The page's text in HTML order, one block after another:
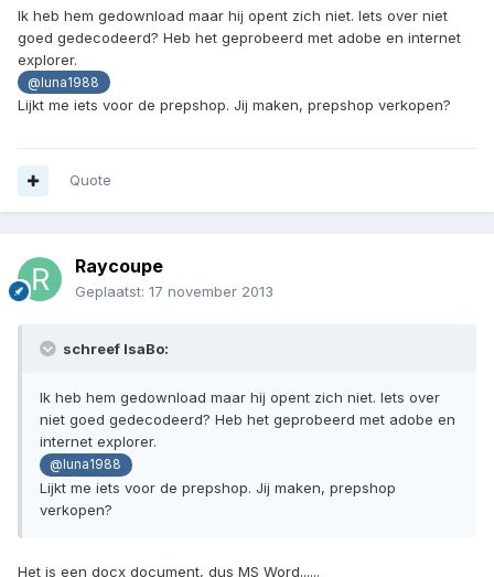
Ik heb hem gedownload maar hij opent zich niet. Iets over niet
goed gedecodeerd? Heb het geprobeerd met adobe en internet
explorer.
@luna1988
Lijkt me iets voor de prepshop. Jij maken, prepshop verkopen?
Quote
Raycoupe
Geplaatst: 17 november 2013
schreef IsaBo:
Ik heb hem gedownload maar hij opent zich niet. Iets over
niet goed gedecodeerd? Heb het geprobeerd met adobe en
internet explorer.
@luna1988
Lijkt me iets voor de prepshop. Jij maken, prepshop
verkopen?
Het is een docx document, dus MS Word......